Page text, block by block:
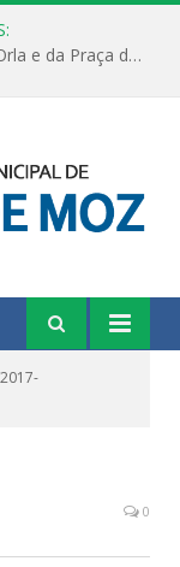
Últimos detalhes para a entrega da nova Orla e da Praça do Praião
0